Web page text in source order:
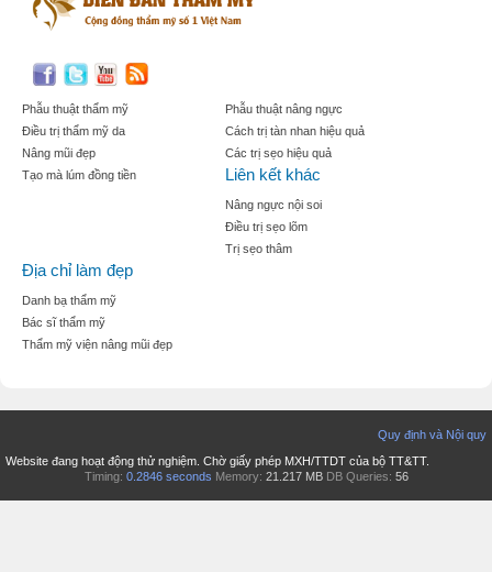
Phẫu thuật thẩm mỹ
Điều trị thẩm mỹ da
Nâng mũi đẹp
Tạo mà lúm đồng tiền
Phẫu thuật nâng ngực
Cách trị tàn nhan hiệu quả
Các trị sẹo hiệu quả
Liên kết khác
Nâng ngực nội soi
Điều trị sẹo lõm
Trị sẹo thâm
Địa chỉ làm đẹp
Danh bạ thẩm mỹ
Bác sĩ thẩm mỹ
Thẩm mỹ viện nâng mũi đẹp
Quy định và Nội quy
Website đang hoạt động thử nghiệm. Chờ giấy phép MXH/TTDT của bộ TT&TT.
Timing: 0.2846 seconds Memory: 21.217 MB DB Queries: 56